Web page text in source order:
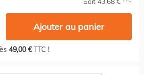
Ajouter au panier
49,00 €TTC !